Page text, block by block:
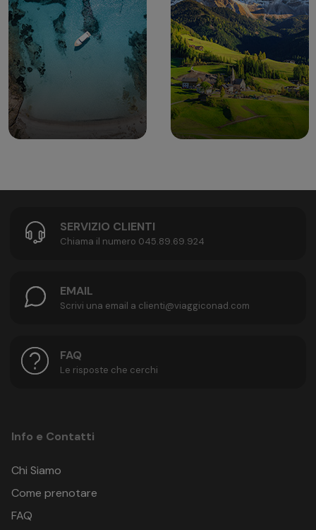
SERVIZIO CLIENTI
Chiama il numero 045.89.69.924
EMAIL
Scrivi una email a clienti@viaggiconad.com
FAQ
Le risposte che cerchi
Info e Contatti
Chi Siamo
Come prenotare
FAQ